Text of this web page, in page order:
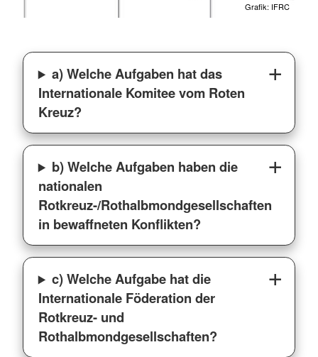
Grafik: IFRC
a) Welche Aufgaben hat das
Internationale Komitee vom Roten
Kreuz?
b) Welche Aufgaben haben die
nationalen
Rotkreuz-/Rothalbmondgesellschaften
in bewaffneten Konflikten?
c) Welche Aufgabe hat die
Internationale Föderation der
Rotkreuz- und
Rothalbmondgesellschaften?